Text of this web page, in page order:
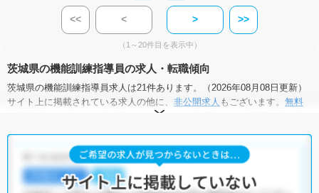
<< < > >>
（1～20件目を表示中）
茨城県の機能訓練指導員の求人・転職傾向
茨城県の機能訓練指導員求人は21件あります。（2026年08月08日更新）
サイト上に掲載されている求人の他に、 非公開求人 もございます。 無料
にお申し込みいただくと、全求人からご希望条件に合
茨城県の機能訓練指導員求人では以下のような条件が人気です。
土日祝休・積極採用中・ 新卒OK ・ 正社員(正職員)
施設・その他